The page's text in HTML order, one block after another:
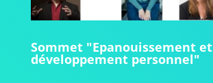
Sommet "Epanouissement et
développement personnel"